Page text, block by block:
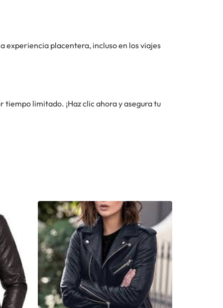
experiencia placentera, incluso en los viajes
tiempo limitado. ¡Haz clic ahora y asegura tu